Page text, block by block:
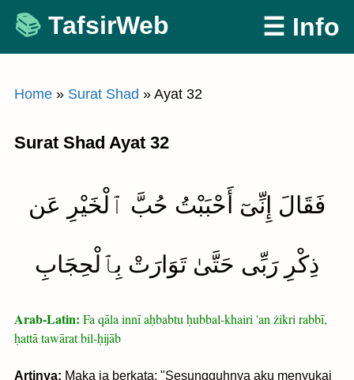
Skip
content
TafsirWeb ☰ Info
Home » Surat Shad » Ayat 32
Surat Shad Ayat 32
فَقَالَ إِنِّىٓ أَحْبَبْتُ حُبَّ ٱلْخَيْرِ عَن
ذِكْرِ رَبِّى حَتَّىٰ تَوَارَتْ بِٱلْحِجَابِ
Arab-Latin: Fa qāla innī aḥbabtu ḥubbal-khairi 'an żikri rabbī,
ḥattā tawārat bil-ḥijāb
Artinya: Maka ia berkata: "Sesungguhnya aku menyukai